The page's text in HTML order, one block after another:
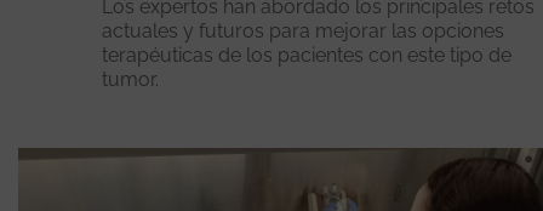
Los expertos han abordado los principales retos
actuales y futuros para mejorar las opciones
terapéuticas de los pacientes con este tipo de
tumor.